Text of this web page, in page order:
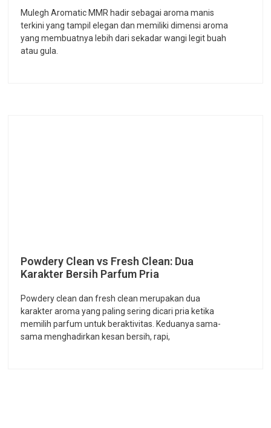
Mulegh Aromatic MMR hadir sebagai aroma manis
terkini yang tampil elegan dan memiliki dimensi aroma
yang membuatnya lebih dari sekadar wangi legit buah
atau gula.
Powdery Clean vs Fresh Clean: Dua
Karakter Bersih Parfum Pria
Powdery clean dan fresh clean merupakan dua
karakter aroma yang paling sering dicari pria ketika
memilih parfum untuk beraktivitas. Keduanya sama-
sama menghadirkan kesan bersih, rapi,